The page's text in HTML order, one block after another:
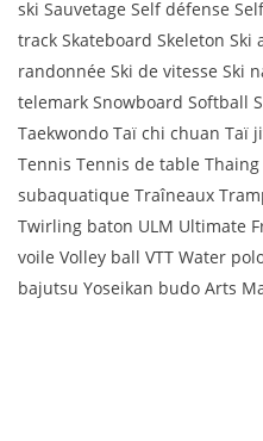
ski Sauvetage Self défense
track Skateboard Skeleton Ski
randonnée Ski de vitesse Ski
telemark Snowboard Softball
Taekwondo Taï chi chuan Taï
Tennis Tennis de table
subaquatique Traîneaux
Twirling baton ULM Ultimate
voile Volley ball VTT Water
bajutsu Yoseikan budo Arts